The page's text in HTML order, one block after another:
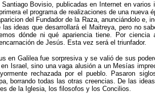
Santiago Bovisio, publicadas en Internet en
el programa de realizaciones de una nueva
del Fundador de la Raza, anunciándolo e,
las ideas que desarrollará el Maitreya, pero no
dónde ni qué apariencia tiene. Por
de Jesús. Esta vez será el triunfador.
en Galilea fue sorpresiva y se valió de sus
en Israel, sino una vaga alusión a un Mesías
rechazada por el pueblo. Pasaron
borrando todas las otras creencias. De las
de la Iglesia, los filosofos y los Concilios.